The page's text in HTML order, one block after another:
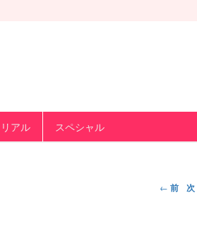
アル スペシャル
投
← 前 次